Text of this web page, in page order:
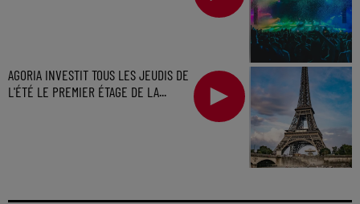
AGORIA INVESTIT TOUS LES JEUDIS DE
L'ÉTÉ LE PREMIER ÉTAGE DE LA...